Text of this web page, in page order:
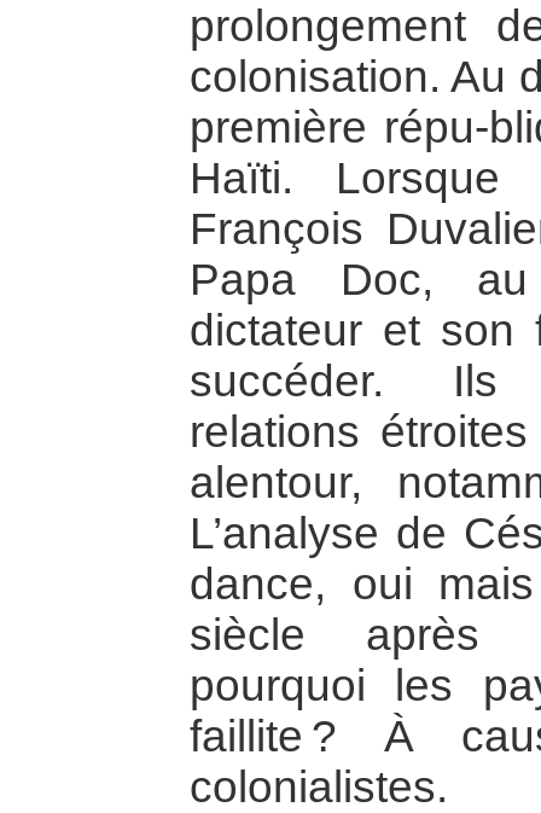
prolongement
colonisation. Au
première répu-
Haïti. Lorsque
François
Papa Doc,
dictateur et son
succéder. Ils
relations
alentour,
L’analyse de
dance, oui
siècle après
pourquoi les
faillite ? À
colonialistes.